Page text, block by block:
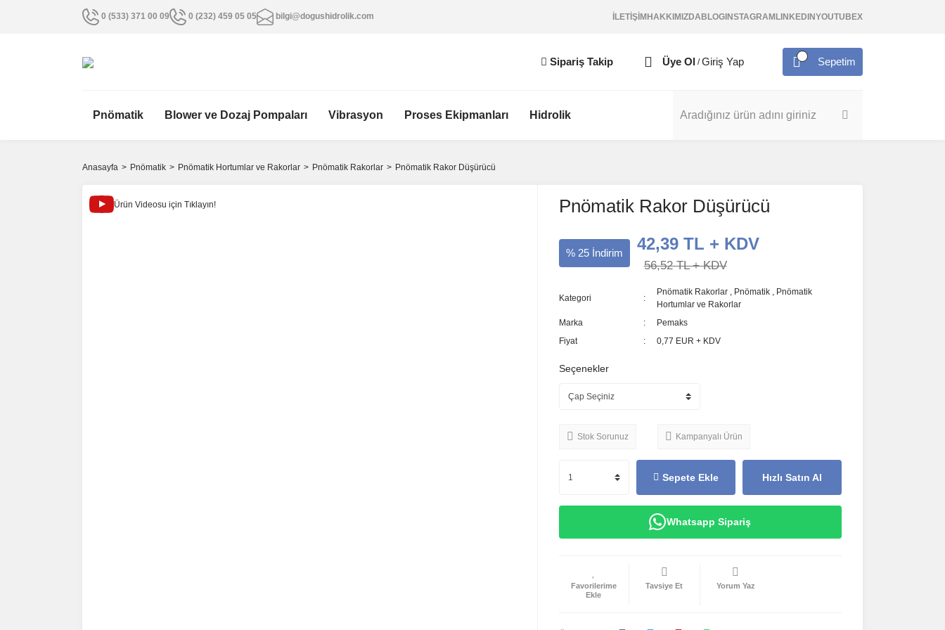
0 (533) 371 00 09 0 (232) 459 05 05 bilgi@dogushidrolik.com İLETİŞİM HAKKIMIZDA BLOG INSTAGRAM LINKEDINYOUTUBEX
Sipariş Takip Üye Ol / Giriş Yap Sepetim
Pnömatik Blower ve Dozaj Pompaları Vibrasyon Proses Ekipmanları Hidrolik
Anasayfa Pnömatik Pnömatik Hortumlar ve Rakorlar Pnömatik Rakorlar Pnömatik Rakor Düşürücü
Ürün Videosu için Tıklayın! Pnömatik Rakor Düşürücü
% 25 İndirim 42,39 TL + KDV
56,52 TL + KDV
Kategori
Pnömatik Rakorlar , Pnömatik , Pnömatik
Hortumlar ve Rakorlar
Marka
Pemaks
Fiyat
0,77 EUR + KDV
Seçenekler
Stok Sorunuz Kampanyalı Ürün
Sepete Ekle Hızlı Satın Al
Whatsapp Sipariş
Tavsiye Et Yorum Yaz